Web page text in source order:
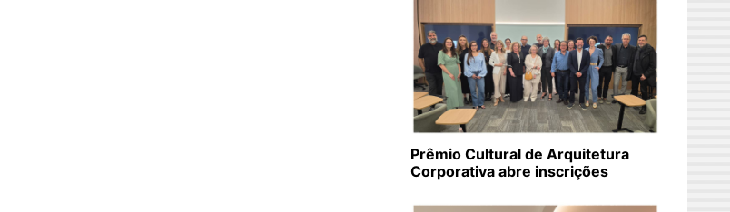
Prêmio Cultural de Arquitetura
Corporativa abre inscrições